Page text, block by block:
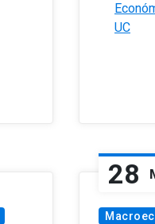
UC
28